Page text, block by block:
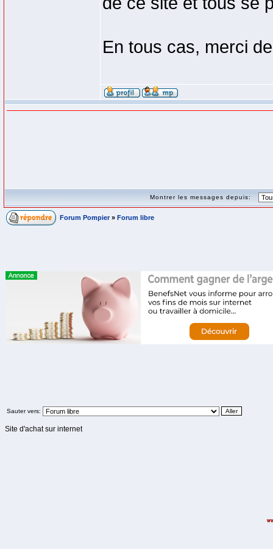
En tous cas, merci
Montrer les messages depuis:
Forum Pompier » Forum libre
Sauter vers:
Site d'achat sur internet